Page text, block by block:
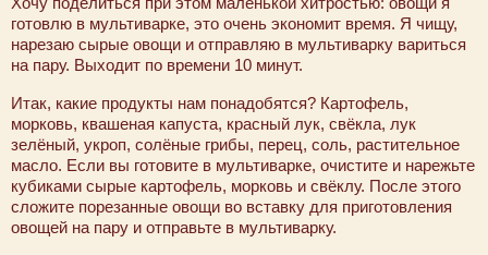
готовлю в мультиварке, это очень экономит время. Я чищу,
нарезаю сырые овощи и отправляю в мультиварку вариться
на пару. Выходит по времени 10 минут.
Итак, какие продукты нам понадобятся? Картофель,
морковь, квашеная капуста, красный лук, свёкла, лук
зелёный, укроп, солёные грибы, перец, соль, растительное
масло. Если вы готовите в мультиварке, очистите и нарежьте
кубиками сырые картофель, морковь и свёклу. После этого
сложите порезанные овощи во вставку для приготовления
овощей на пару и отправьте в мультиварку.